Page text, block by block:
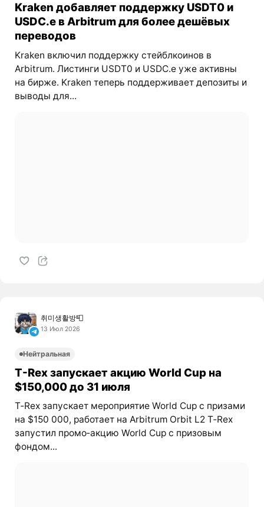
Kraken добавляет поддержку USDT0 и
USDC.e в Arbitrum для более дешёвых
переводов
Kraken включил поддержку стейблкоинов в
Arbitrum. Листинги USDT0 и USDC.e уже активны
на бирже. Kraken теперь поддерживает депозиты и
выводы для...
취미생활방📮
13 Июл 2026
Нейтральная
T-Rex запускает акцию World Cup на
$150,000 до 31 июля
T‑Rex запускает мероприятие World Cup с призами
на $150 000, работает на Arbitrum Orbit L2 T‑Rex
запустил промо‑акцию World Cup с призовым
фондом...